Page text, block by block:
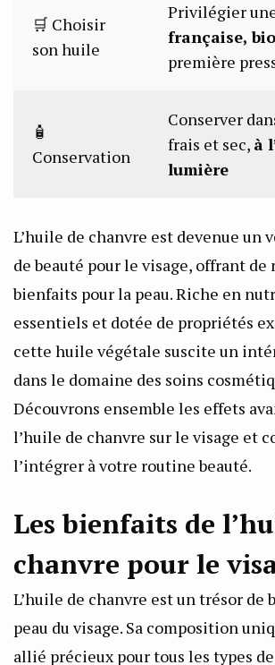
🛒 Choisir
son huile
Privilégier
française, bio
première
🧴
Conservation
Conserver
frais et sec, à
lumière
L’huile de chanvre est devenue un
de beauté pour le visage, offrant de
bienfaits pour la peau. Riche en
essentiels et dotée de propriétés
cette huile végétale suscite un
dans le domaine des soins
Découvrons ensemble les effets
l’huile de chanvre sur le visage et
l’intégrer à votre routine beauté.
Les bienfaits de
chanvre pour le
L’huile de chanvre est un trésor de
peau du visage. Sa composition
allié précieux pour tous les types